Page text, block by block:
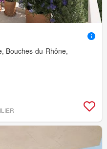
Bouches-du-Rhône,